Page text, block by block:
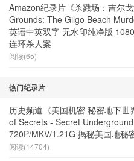
Amazon纪录片《杀戮场：吉尔
Grounds: The Gilgo Beach
英语中英双字 无水印纯净版
连环杀人案
阅读(65)
热门纪录片
历史频道《美国机密 秘密地下
of Secrets - Secret
720P/MKV/1.21G 揭秘美国地秘
阅读(14704)